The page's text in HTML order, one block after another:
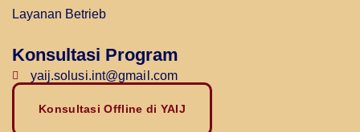
Layanan Betrieb
Konsultasi Program
yaij.solusi.int@gmail.com
Konsultasi Offline di YAIJ